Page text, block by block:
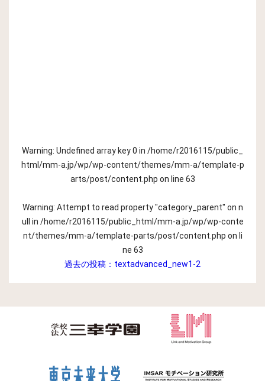
Warning: Undefined array key 0 in /home/r2016115/public_
html/mm-a.jp/wp/wp-content/themes/mm-a/template-p
arts/post/content.php on line 63
Warning: Attempt to read property "category_parent" on n
ull in /home/r2016115/public_html/mm-a.jp/wp/wp-conte
nt/themes/mm-a/template-parts/post/content.php on li
ne 63
過去の投稿： textadvanced_new1-2